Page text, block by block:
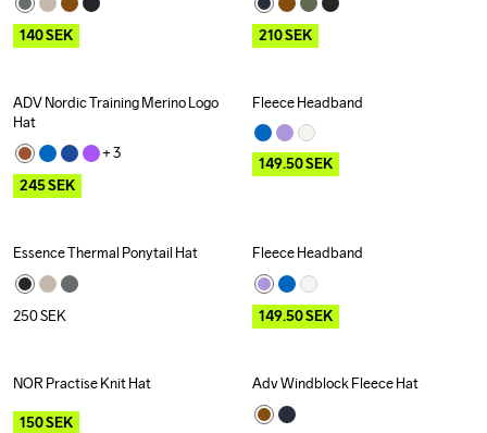
140SEK 210SEK
Outlet
ADV Nordic Training Merino Logo
Hat
+ 3
245SEK
Outlet
Fleece Headband
149.50SEK
Essence Thermal Ponytail Hat
250SEK
Outlet
Fleece Headband
149.50SEK
Outlet
NOR Practise Knit Hat
150SEK
Outlet
Adv Windblock Fleece Hat